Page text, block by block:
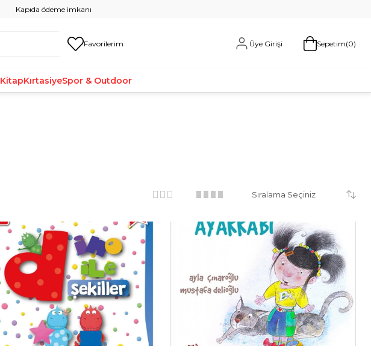
Kapıda ödeme imkanı
Favorilerim Üye Girişi Sepetim 0
KitapKırtasiyeSpor & Outdoor